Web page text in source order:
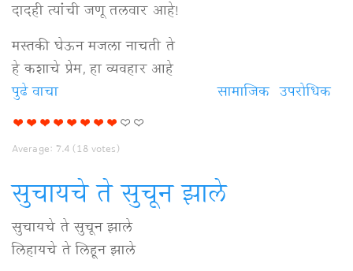
दादही त्यांची जणू तलवार आहे!
मस्तकी घेऊन मजला नाचती ते
हे कशाचे प्रेम, हा व्यवहार आहे
उपरोधिक
सामाजिक
पुढे वाचादुष्मनी
त्यांची
अशी
आहे
विषयी
Average: 7.4 (18votes)
सुचायचे ते सुचून झाले
सुचायचे ते सुचून झाले
लिहायचे ते लिहून झाले